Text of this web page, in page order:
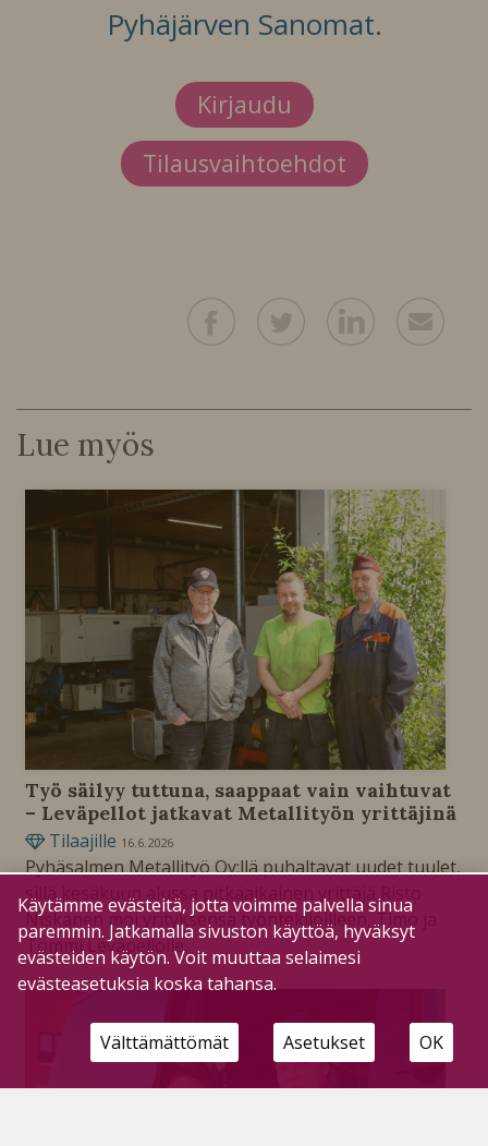
Pyhäjärven Sanomat.
Kirjaudu
Tilausvaihtoehdot
Lue myös
Työ säilyy tuttuna, saappaat vain vaihtuvat
– Leväpellot jatkavat Metallityön yrittäjinä
Tilaajille 16.6.2026
Pyhäsalmen Metallityö Oy:llä puhaltavat uudet tuulet,
sillä kesäkuun alussa pitkäaikainen yrittäjä Risto
Niskanen möi yrityksensä työntekijöilleen, Timo ja
Tommi Leväpellolle.
Käytämme evästeitä, jotta voimme palvella sinua
paremmin. Jatkamalla sivuston käyttöä, hyväksyt
evästeiden käytön. Voit muuttaa selaimesi
evästeasetuksia koska tahansa.
Välttämättömät Asetukset OK